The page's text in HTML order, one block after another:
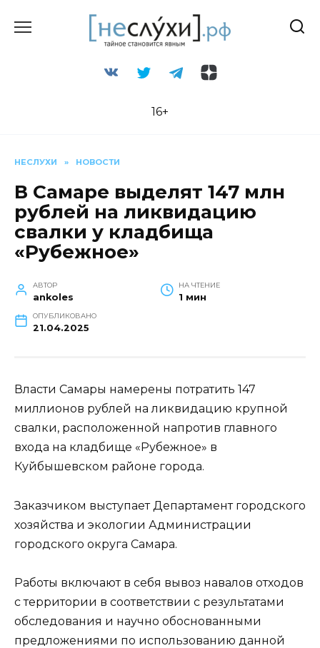
16+
НЕСЛУХИ » НОВОСТИ
В Самаре выделят 147 млн
рублей на ликвидацию
свалки у кладбища
«Рубежное»
АВТОР
ankoles
НА ЧТЕНИЕ
1 мин
ОПУБЛИКОВАНО
21.04.2025
Власти Самары намерены потратить 147
миллионов рублей на ликвидацию крупной
свалки, расположенной напротив главного
входа на кладбище «Рубежное» в
Куйбышевском районе города.
Заказчиком выступает Департамент городского
хозяйства и экологии Администрации
городского округа Самара.
Работы включают в себя вывоз навалов отходов
с территории в соответствии с результатами
обследования и научно обоснованными
предложениями по использованию данной